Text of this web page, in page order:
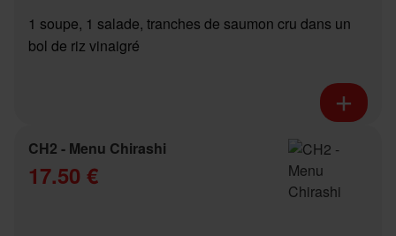
1 soupe, 1 salade, tranches de saumon cru dans un
bol de riz vinaigré
CH2 - Menu Chirashi
17.50 €